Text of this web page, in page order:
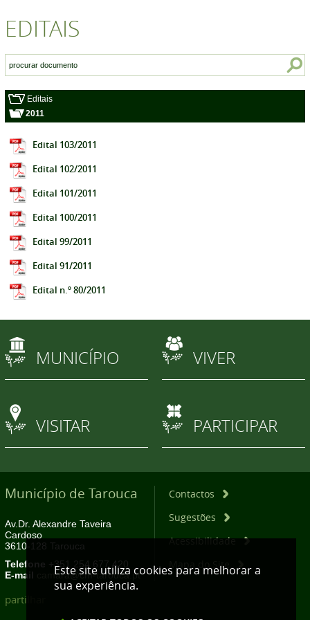
EDITAIS
Editais
2011
Edital 103/2011
Edital 102/2011
Edital 101/2011
Edital 100/2011
Edital 99/2011
Edital 91/2011
Edital n.º 80/2011
MUNICÍPIO VIVER
VISITAR PARTICIPAR
Município de Tarouca
Av.Dr. Alexandre Taveira
Cardoso
3610-128 Tarouca
Telefone +351 254 677 420
E-mail
camara@cm-tarouca.pt
Contactos
Sugestões
Acessibilidade
Mapa do Site
partilhar
Este site utiliza cookies para melhorar a
sua experiência.